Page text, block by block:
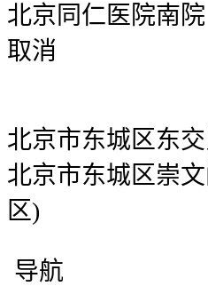
北京同仁医院南院
取消
北京市东城区东交
北京市东城区崇
区)
导航